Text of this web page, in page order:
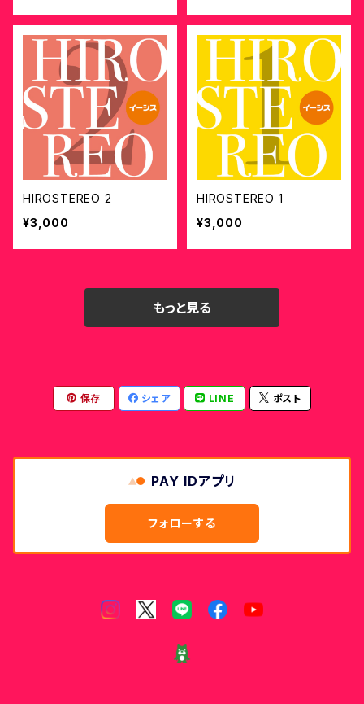
HIROSTEREO 2
¥3,000
HIROSTEREO 1
¥3,000
もっと見る
保存 シェア LINE ポスト
PAY IDアプリ
フォローする